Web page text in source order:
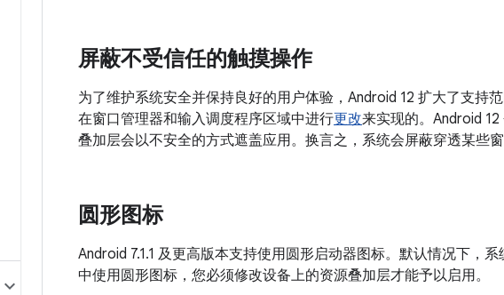
屏蔽不受信任的触摸操作
为了维护系统安全并保持良好的用户体验，Android 12 扩大了支持
在窗口管理器和输入调度程序区域中进行更改来实现的。Android
叠加层会以不安全的方式遮盖应用。换言之，系统会屏蔽穿透某些
圆形图标
Android 7.1.1 及更高版本支持使用圆形启动器图标。默认情况下，
中使用圆形图标，您必须修改设备上的资源叠加层才能予以启用。